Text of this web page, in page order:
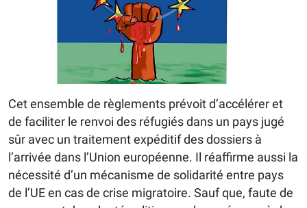
Cet ensemble de règlements prévoit d’accélérer et
de faciliter le renvoi des réfugiés dans un pays jugé
sûr avec un traitement expéditif des dossiers à
l’arrivée dans l’Union européenne. Il réaffirme aussi la
nécessité d’un mécanisme de solidarité entre pays
de l’UE en cas de crise migratoire. Sauf que, faute de